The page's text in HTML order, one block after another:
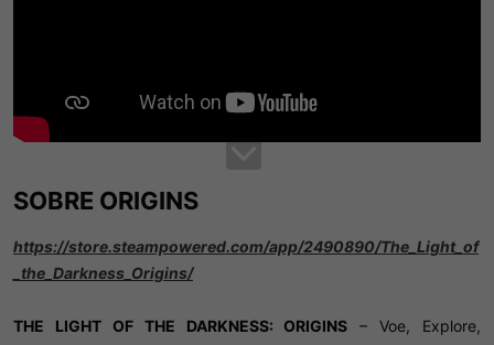
SOBRE ORIGINS​
https://store.steampowered.com/app/2490890/The_Light_of
_the_Darkness_Origins/
THE LIGHT OF THE DARKNESS: ORIGINS – Voe, Explore,